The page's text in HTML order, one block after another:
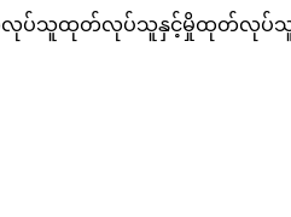
တ်ထုတ်လုပ်သူထုတ်လုပ်သူနှင့်မှိုထုတ်လုပ်သူ